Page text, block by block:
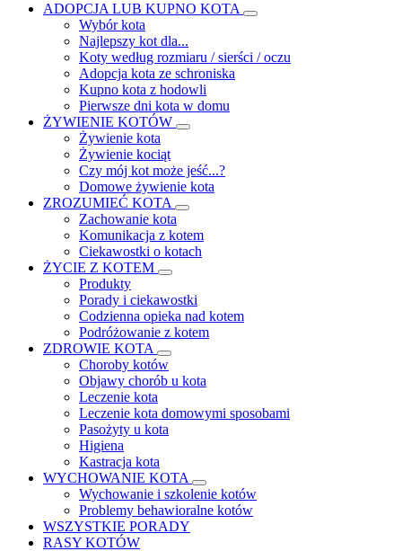
ADOPCJA LUB KUPNO KOTA
Wybór kota
Najlepszy kot dla...
Koty według rozmiaru / sierści / oczu
Adopcja kota ze schroniska
Kupno kota z hodowli
Pierwsze dni kota w domu
ŻYWIENIE KOTÓW
Żywienie kota
Żywienie kociąt
Czy mój kot może jeść...?
Domowe żywienie kota
ZROZUMIEĆ KOTA
Zachowanie kota
Komunikacja z kotem
Ciekawostki o kotach
ŻYCIE Z KOTEM
Produkty
Porady i ciekawostki
Codzienna opieka nad kotem
Podróżowanie z kotem
ZDROWIE KOTA
Choroby kotów
Objawy chorób u kota
Leczenie kota
Leczenie kota domowymi sposobami
Pasożyty u kota
Higiena
Kastracja kota
WYCHOWANIE KOTA
Wychowanie i szkolenie kotów
Problemy behawioralne kotów
WSZYSTKIE PORADY
RASY KOTÓW